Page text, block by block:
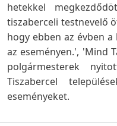
hetekkel
tiszaberceli testnevelő
hogy ebben az évben
az eseményen.', 'Mind
polgármesterek
Tiszabercel
eseményeket.